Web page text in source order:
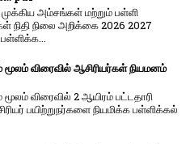
அம்சங்கள் மற்றும் பள்ளி
நிதி நிலை அறிக்கை 2026 2027
பள்ளிக்க...
மூலம் விரைவில் ஆசிரியர்கள் நியமனம்
மூலம் விரை​வில் 2 ஆயிரம் பட்​ட​தாரி
பயிற்றுநர்​களை நியமிக்க பள்​ளிக்​கல்​